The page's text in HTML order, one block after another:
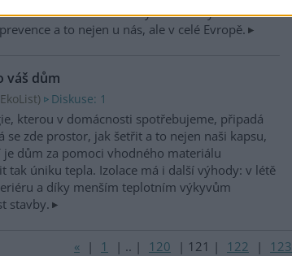
Úloha státu v tomto smyslu dnes výrazně
a to nejen u nás, ale v celé Evropě.
váš dům
Diskuse: 1
kterou v domácnosti spotřebujeme, připadá
se zde prostor, jak šetřit a to nejen naši kapsu,
dům za pomoci vhodného materiálu
tak úniku tepla. Izolace má i další výhody: v létě
a díky menším teplotním výkyvům
stavby.
« | 1 | .. | 120 | 121 | 122 | 123